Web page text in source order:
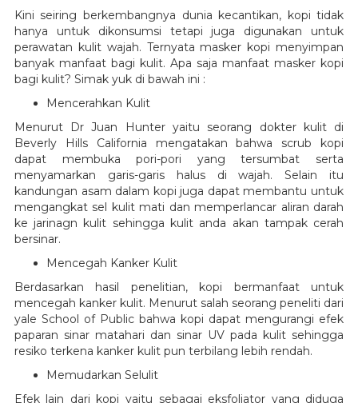
Kini seiring berkembangnya dunia kecantikan, kopi tidak
hanya untuk dikonsumsi tetapi juga digunakan untuk
perawatan kulit wajah. Ternyata masker kopi menyimpan
banyak manfaat bagi kulit. Apa saja manfaat masker kopi
bagi kulit? Simak yuk di bawah ini :
Mencerahkan Kulit
Menurut Dr Juan Hunter yaitu seorang dokter kulit di
Beverly Hills California mengatakan bahwa scrub kopi
dapat membuka pori-pori yang tersumbat serta
menyamarkan garis-garis halus di wajah. Selain itu
kandungan asam dalam kopi juga dapat membantu untuk
mengangkat sel kulit mati dan memperlancar aliran darah
ke jarinagn kulit sehingga kulit anda akan tampak cerah
bersinar.
Mencegah Kanker Kulit
Berdasarkan hasil penelitian, kopi bermanfaat untuk
mencegah kanker kulit. Menurut salah seorang peneliti dari
yale School of Public bahwa kopi dapat mengurangi efek
paparan sinar matahari dan sinar UV pada kulit sehingga
resiko terkena kanker kulit pun terbilang lebih rendah.
Memudarkan Selulit
Efek lain dari kopi yaitu sebagai eksfoliator yang diduga